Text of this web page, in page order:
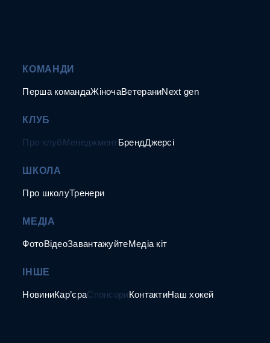
КОМАНДИ
Перша командаЖіночаВетераниNext gen
КЛУБ
Про клубМенеджментБрендДжерсі
ШКОЛА
Про школуТренери
МЕДІА
ФотоВідеоЗавантажуйтеМедіа кіт
ІНШЕ
НовиниКар’єраСпонсориКонтактиНаш хокей